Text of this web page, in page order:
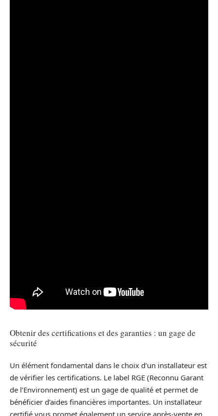
Obtenir des certifications et des garanties : un gage de
sécurité
Un élément fondamental dans le choix d’un installateur est
de vérifier les certifications. Le label RGE (Reconnu Garant
de l’Environnement) est un gage de qualité et permet de
bénéficier d’aides financières importantes. Un installateur
certifié vous promet également un service après-vente en